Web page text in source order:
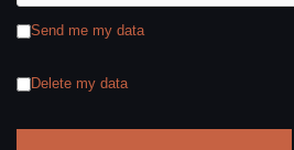
Send me my data
Delete my data